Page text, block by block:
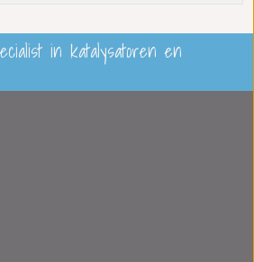
in katalysatoren en